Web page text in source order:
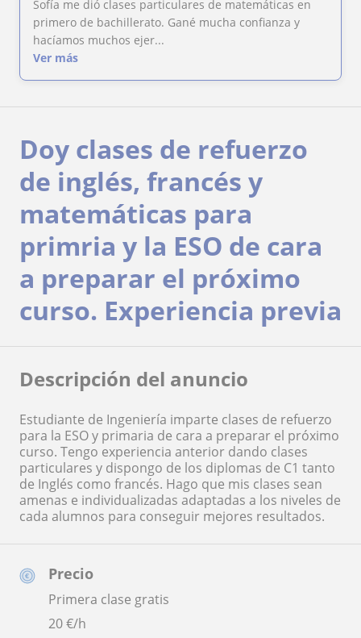
Sofía me dió clases particulares de matemáticas en
primero de bachillerato. Gané mucha confianza y
hacíamos muchos ejer...
Ver más
Precio
Primera clase gratis
20€/h
Doy clases de refuerzo
de inglés, francés y
matemáticas para
primria y la ESO de cara
a preparar el próximo
curso. Experiencia previa
Descripción del anuncio
Estudiante de Ingeniería imparte clases de refuerzo
para la ESO y primaria de cara a preparar el próximo
curso. Tengo experiencia anterior dando clases
particulares y dispongo de los diplomas de C1 tanto
de Inglés como francés. Hago que mis clases sean
amenas e individualizadas adaptadas a los niveles de
cada alumnos para conseguir mejores resultados.